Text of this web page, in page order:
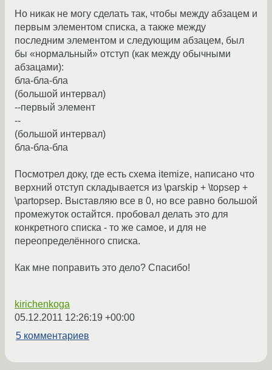
Но никак не могу сделать так, чтобы между абзацем и
первым элементом списка, а также между
последним элементом и следующим абзацем, был
бы «нормальный» отступ (как между обычными
абзацами):
бла-бла-бла
(большой интервал)
--первый элемент
--
(большой интервал)
бла-бла-бла
Посмотрел доку, где есть схема itemize, написано что
верхний отступ складывается из \parskip + \topsep +
\partopsep. Выставляю все в 0, но все равно большой
промежуток остайтся. пробовал делать это для
конкретного списка - то же самое, и для не
переопределённого списка.
Как мне поправить это дело? Спасибо!
kirichenkoga
05.12.2011 12:26:19 +00:00
5 комментариев